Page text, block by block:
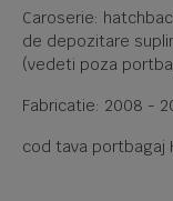
Caroserie:
de depozitare
(vedeti poza
Fabricatie: 2008 -
cod tava portbagaj